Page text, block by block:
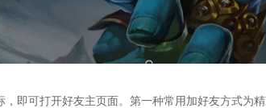
即可打开好友主页面。第一种常用加好友方式为